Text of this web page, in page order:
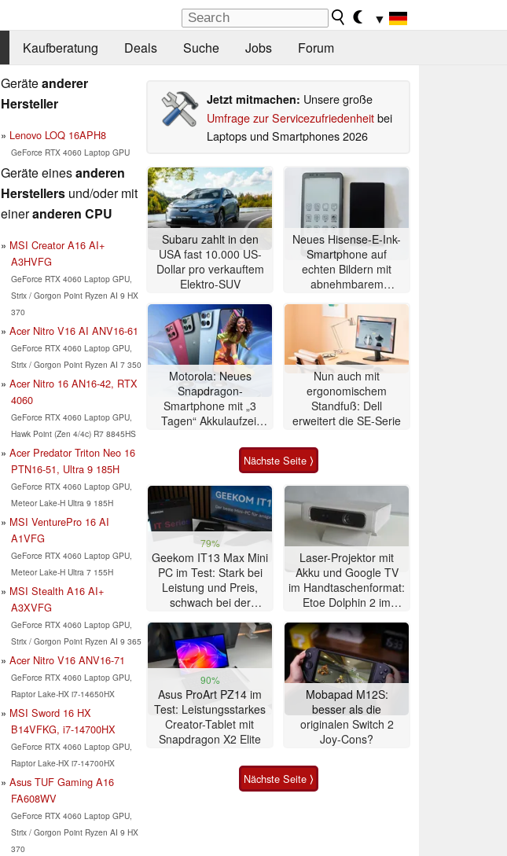
▼
Kaufberatung Deals Suche Jobs Forum
Geräteanderer
Hersteller
Lenovo LOQ 16APH8
GeForce RTX 4060 Laptop GPU
Geräte einesanderen
Herstellers und/oder mit
eineranderen CPU
MSI Creator A16 AI+
A3HVFG
GeForce RTX 4060 Laptop GPU,
Strix / Gorgon Point Ryzen AI 9 HX
370
Acer Nitro V16 AI ANV16-61
GeForce RTX 4060 Laptop GPU,
Strix / Gorgon Point Ryzen AI 7 350
Acer Nitro 16 AN16-42, RTX
4060
GeForce RTX 4060 Laptop GPU,
Hawk Point (Zen 4/4c) R7 8845HS
Acer Predator Triton Neo 16
PTN16-51, Ultra 9 185H
GeForce RTX 4060 Laptop GPU,
Meteor Lake-H Ultra 9 185H
MSI VenturePro 16 AI
A1VFG
GeForce RTX 4060 Laptop GPU,
Meteor Lake-H Ultra 7 155H
MSI Stealth A16 AI+
A3XVFG
GeForce RTX 4060 Laptop GPU,
Strix / Gorgon Point Ryzen AI 9 365
Acer Nitro V16 ANV16-71
GeForce RTX 4060 Laptop GPU,
Raptor Lake-HX i7-14650HX
MSI Sword 16 HX
B14VFKG, i7-14700HX
GeForce RTX 4060 Laptop GPU,
Raptor Lake-HX i7-14700HX
Asus TUF Gaming A16
FA608WV
GeForce RTX 4060 Laptop GPU,
Strix / Gorgon Point Ryzen AI 9 HX
370
Jetzt mitmachen: Unsere große
Umfrage zur Servicezufriedenheitbei
Laptops und Smartphones 2026
Subaru zahlt in den
USA fast 10.000 US-
Dollar pro verkauftem
Elektro-SUV
Neues Hisense-E-Ink-
Smartphone auf
echten Bildern mit
abnehmbarem
Motorola: Neues
Snapdragon-
Smartphone mit „3
Tagen“ Akkulaufzeit
Nun auch mit
ergonomischem
Standfuß: Dell
erweitert die SE-Serie
Nächste Seite ⟩
79%
Geekom IT13 Max Mini
PC im Test: Stark bei
Leistung und Preis,
schwach bei der
Laser-Projektor mit
Akku und Google TV
im Handtaschenformat:
Etoe Dolphin 2 im
90%
Asus ProArt PZ14 im
Test: Leistungsstarkes
Creator-Tablet mit
Snapdragon X2 Elite
Mobapad M12S:
besser als die
originalen Switch 2
Joy-Cons?
Nächste Seite ⟩